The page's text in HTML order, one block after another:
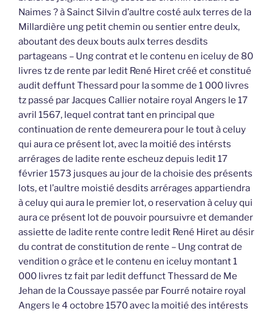
Naimes ? à Sainct Silvin d’aultre costé aulx terres de la
Millardière ung petit chemin ou sentier entre deulx,
aboutant des deux bouts aulx terres desdits
partageans – Ung contrat et le contenu en iceluy de 80
livres tz de rente par ledit René Hiret créé et constitué
audit deffunt Thessard pour la somme de 1 000 livres
tz passé par Jacques Callier notaire royal Angers le 17
avril 1567, lequel contrat tant en principal que
continuation de rente demeurera pour le tout à celuy
qui aura ce présent lot, avec la moitié des intérsts
arrérages de ladite rente escheuz depuis ledit 17
février 1573 jusques au jour de la choisie des présents
lots, et l’aultre moistié desdits arrérages appartiendra
à celuy qui aura le premier lot, o reservation à celuy qui
aura ce présent lot de pouvoir poursuivre et demander
assiette de ladite rente contre ledit René Hiret au désir
du contrat de constitution de rente – Ung contrat de
vendition o grâce et le contenu en iceluy montant 1
000 livres tz fait par ledit deffunct Thessard de Me
Jehan de la Coussaye passée par Fourré notaire royal
Angers le 4 octobre 1570 avec la moitié des intérests